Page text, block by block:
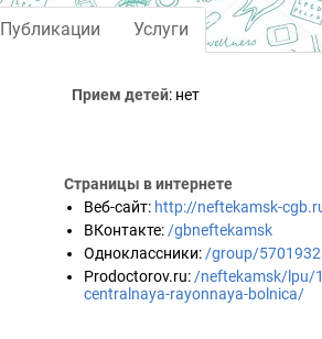
Публикации Услуги
Прием детей: нет
Страницы в интернете
Веб-сайт: http://neftekamsk-
ВКонтакте: /gbneftekamsk
Одноклассники: /group/
Prodoctorov.ru: /neftekamsk/lpu/
centralnaya-rayonnaya-bolnica/